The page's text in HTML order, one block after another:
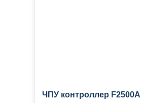
ЧПУ контроллер F2500A